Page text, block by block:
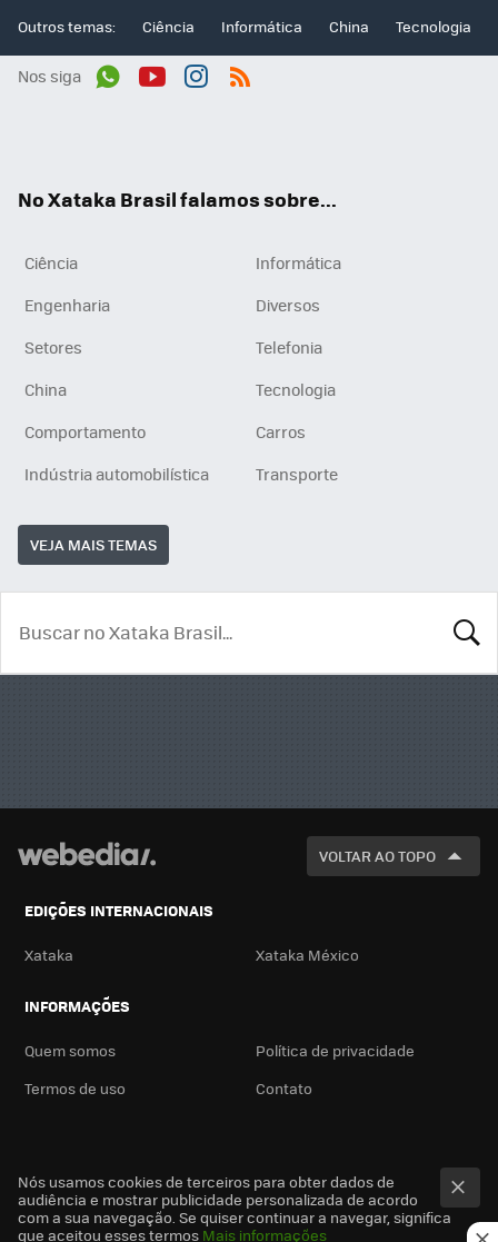
Outros temas: Ciência Informática China Tecnologia
Nos siga
No Xataka Brasil falamos sobre...
Ciência
Informática
Engenharia
Diversos
Setores
Telefonia
China
Tecnologia
Comportamento
Carros
Indústria automobilística
Transporte
VEJA MAIS TEMAS
VOLTAR AO TOPO
EDIÇÕES INTERNACIONAIS
Xataka Xataka México
INFORMAÇÕES
Quem somos
Política de privacidade
Termos de uso
Contato
Nós usamos cookies de terceiros para obter dados de
audiência e mostrar publicidade personalizada de acordo
com a sua navegação. Se quiser continuar a navegar, significa
que aceitou esses termos Mais informações